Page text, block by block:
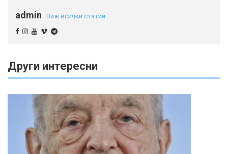
admin Виж всички статии
Други интересни